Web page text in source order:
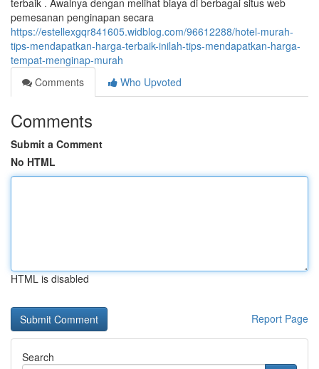
terbaik . Awalnya dengan melihat biaya di berbagai situs web
pemesanan penginapan secara
https://estellexgqr841605.widblog.com/96612288/hotel-murah-
tips-mendapatkan-harga-terbaik-inilah-tips-mendapatkan-harga-
tempat-menginap-murah
Comments
Who Upvoted
Comments
Submit a Comment
No HTML
HTML is disabled
Report Page
Search